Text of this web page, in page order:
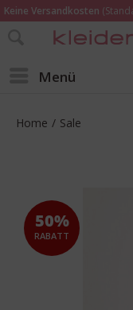
Keine Versandkosten
Online bestellen – im
Menü
Home / Sale
50%
RABATT